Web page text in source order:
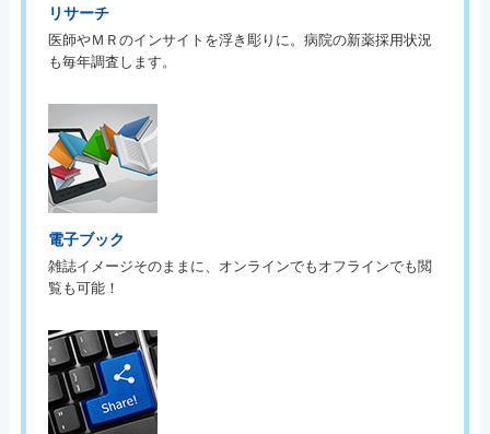
リサーチ
医師やＭＲのインサイトを浮き彫りに。病院の新薬採用状況
も毎年調査します。
電子ブック
雑誌イメージそのままに、オンラインでもオフラインでも閲
覧も可能！